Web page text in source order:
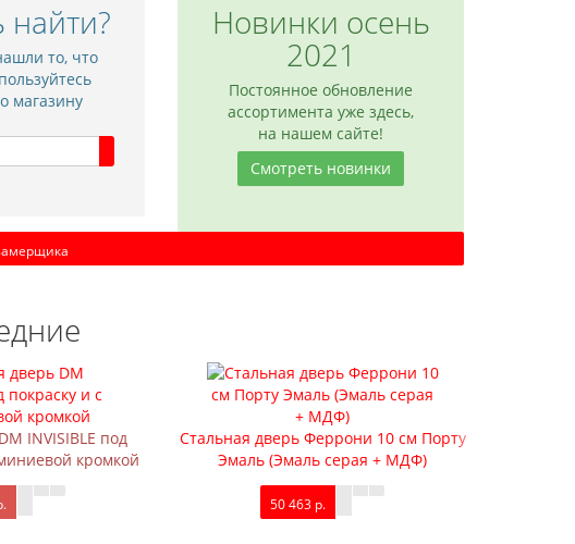
дверь NC11
р.
Межкомнатная дверь NC12
9 180 р.
то, что
магазину
Новинки осень
2021
Постоянное обновление
ассортимента уже здесь,
на нашем сайте!
Смотреть новинки
INVISIBLE под
кромкой
Стальная дверь Феррони 10 см Порту
Эмаль (Эмаль серая + МДФ)
50 463 р.